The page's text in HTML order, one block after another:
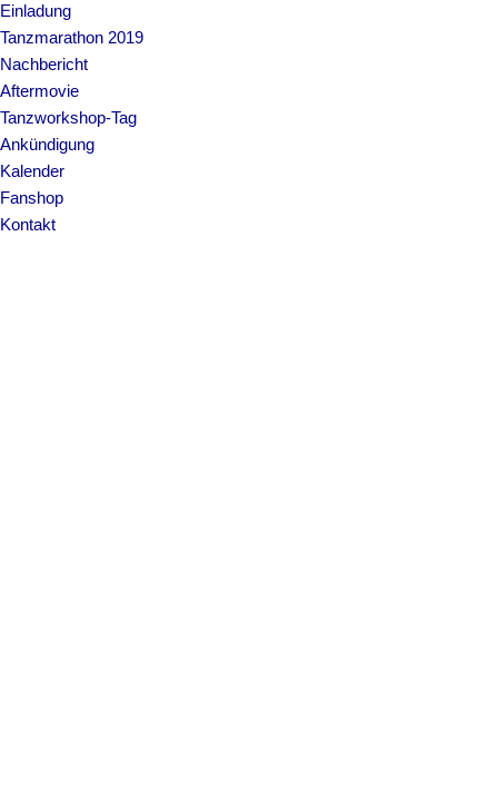
Einladung
Tanzmarathon 2019
Nachbericht
Aftermovie
Tanzworkshop-Tag
Ankündigung
Kalender
Fanshop
Kontakt